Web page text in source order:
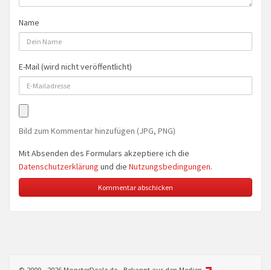
Name
E-Mail (wird nicht veröffentlicht)
Bild zum Kommentar hinzufügen (JPG, PNG)
Mit Absenden des Formulars akzeptiere ich die
Datenschutzerklärung und die Nutzungsbedingungen.